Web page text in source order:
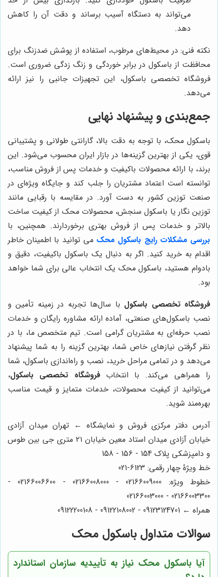
می‌تواند به دستگاه آسیب برساند و دقت آن را کاهش
دهد.
نکته فنی: در محیط‌های مرطوب، استفاده از پوشش ضدزنگ برای
محافظت از باسکول در برابر خوردگی و زنگ زدگی ضروری است.
فروشگاه تخصصی باسکول، این تجهیزات جانبی را نیز ارائه
می‌دهد.
جمع‌بندی و پیشنهاد نهایی
باسکول محک، با توجه به دقت بالا، گارانتی طولانی و پشتیبانی
قوی، یکی از بهترین گزینه‌ها در بازار ایران محسوب می‌شود. این
برند، با ارائه محصولات باکیفیت و خدمات پس از فروش مناسب،
توانسته است اعتماد مشتریان را جلب کند و جایگاه ویژه‌ای در
صنعت توزین کشور به دست آورد. در مقایسه با رقبایی مانند
توزین نگار یا باسکول سنجش، محصولات محک از کیفیت ساخت
بالاتر و خدمات پس از فروش بهتری برخوردارند. همچنین، با
بررسی مشکلات رایج باسکول محک می توانید با اطمینان خاطر
اقدام به خرید کنید. اگر به دنبال یک باسکول باکیفیت، دقیق و
بادوام هستید، باسکول محک یک انتخاب عالی برای شما خواهد
بود.
فروشگاه تخصصی باسکول با سال‌ها تجربه در زمینه تأمین و
نصب باسکول‌های صنعتی، آماده ارائه مشاوره رایگان و خدمات
نصب حرفه‌ای به مشتریان گرامی است. تیم متخصص ما، با در
نظر گرفتن نیازهای خاص شما، بهترین گزینه را به شما پیشنهاد
می‌دهد و در تمامی مراحل خرید، نصب و راه‌اندازی باسکول، شما
را همراهی می‌کند. با انتخابفروشگاه تخصصی باسکول،
می‌توانید از کیفیت محصولات، خدمات متمایز و قیمت مناسب
بهره‌مند شوید.
آدرس دفتر مرکزی فروش و نمایشگاه ← تهران میدان آزادی
خیابان آزادی میدان استاد معین خیابان ۲۱ متری جی بین طوس
و دامپزشکی پلاک 154 - 156 - 158
خط ویژۀ چهار رقمی: 6123-021
خطوط ویژه: 02166009000 - 02166008000 - 02166006600 -
02166003300 - 02166003000
همراه ← 09123124701 - 09122108002 - 09122200108
سوالات متداول باسکول محک
آیا باسکول محک نیاز به تأییدیه سازمان استاندارد